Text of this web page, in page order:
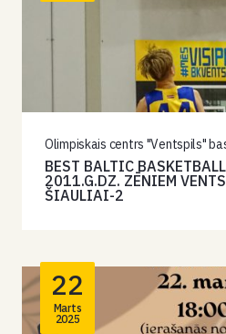
Olimpiskais centrs "Ventspils"
BEST BALTIC
2011.G.DZ. ZĒNIEM
ŠIAULIAI-2
22
Marts
2025